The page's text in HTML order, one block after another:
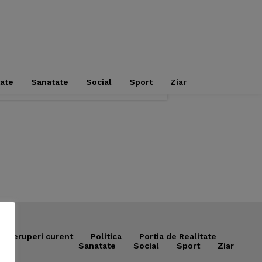
Sanatate Social Sport Ziar
Intreruperi curent Politica
Portia de Realitate
Sanatate
Social Sport Ziar